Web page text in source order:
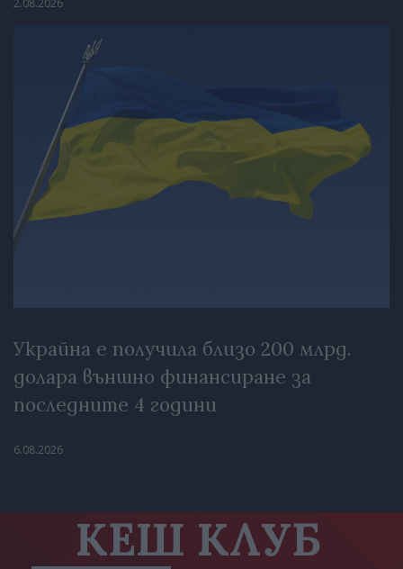
2.08.2026
Украйна е получила близо 200 млрд.
долара външно финансиране за
последните 4 години
6.08.2026
КЕШ КЛУБ